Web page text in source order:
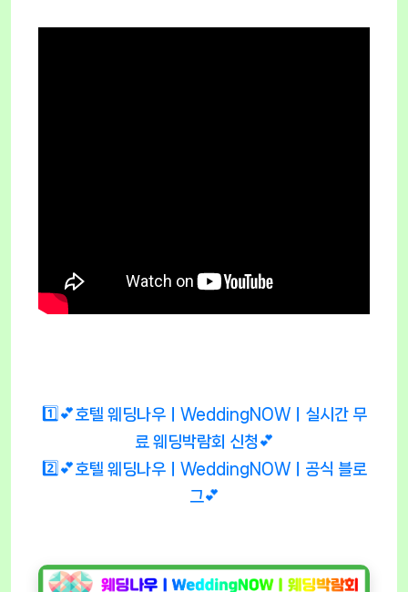
1️⃣💕호텔 웨딩나우ㅣWeddingNOWㅣ실시간 무
료 웨딩박람회 신청💕
2️⃣💕호텔 웨딩나우ㅣWeddingNOWㅣ공식 블로
그💕